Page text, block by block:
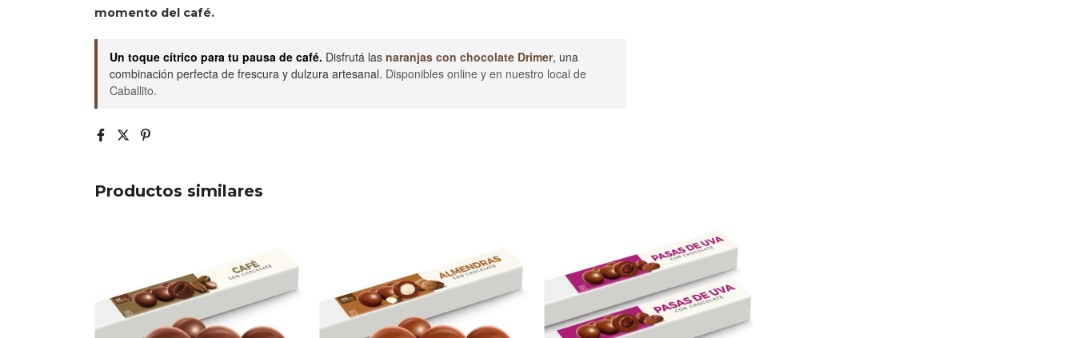
momento del café.
Un toque cítrico para tu pausa de café. Disfrutá las naranjas con chocolate Drimer, una
combinación perfecta de frescura y dulzura artesanal. Disponibles online y en nuestro local de
Caballito.
Productos similares